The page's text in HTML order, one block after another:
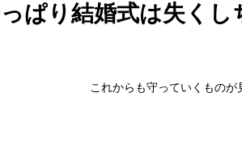
ぱり結婚式は失くし
これからも守っていくものが